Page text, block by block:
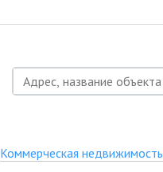
Коммерческая недвижимость